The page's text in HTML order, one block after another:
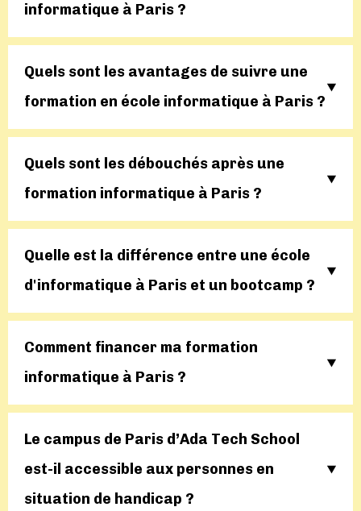
informatique à Paris ?
Quels sont les avantages de suivre une
formation en école informatique à Paris ?
Quels sont les débouchés après une
formation informatique à Paris ?
Quelle est la différence entre une école
d'informatique à Paris et un bootcamp ?
Comment financer ma formation
informatique à Paris ?
Le campus de Paris d’Ada Tech School
est-il accessible aux personnes en
situation de handicap ?